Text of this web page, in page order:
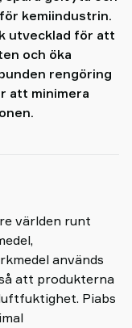
kemiindustrin.
utvecklad för att
och öka
rengöring
att minimera
världen runt
används
att produkterna
Piabs